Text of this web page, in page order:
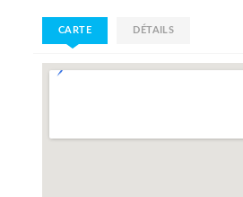
CARTE DÉTAILS